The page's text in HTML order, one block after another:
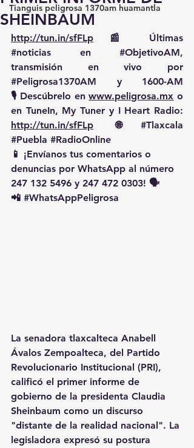
Tianguis peligrosa 1370am huamantla
SHEINBAUM
http://tun.in/sfFLp
#noticias en #ObjetivoAM,
#Peligrosa1370AM y 1600-AM
🎙️ Descúbrelo en www.peligrosa.mx o
http://tun.in/sfFLp 🌐 #Tlaxcala
#Puebla #RadioOnline
📱 ¡Envíanos tus comentarios o
denuncias por WhatsApp al número
247 132 5496 y 247 472 0303! 🗣️
📲 #WhatsAppPeligrosa
La senadora tlaxcalteca Anabell
Ávalos Zempoalteca, del Partido
Revolucionario Institucional (PRI),
calificó el primer informe de
gobierno de la presidenta Claudia
Sheinbaum como un discurso
"distante de la realidad nacional". La
legisladora expresó su postura